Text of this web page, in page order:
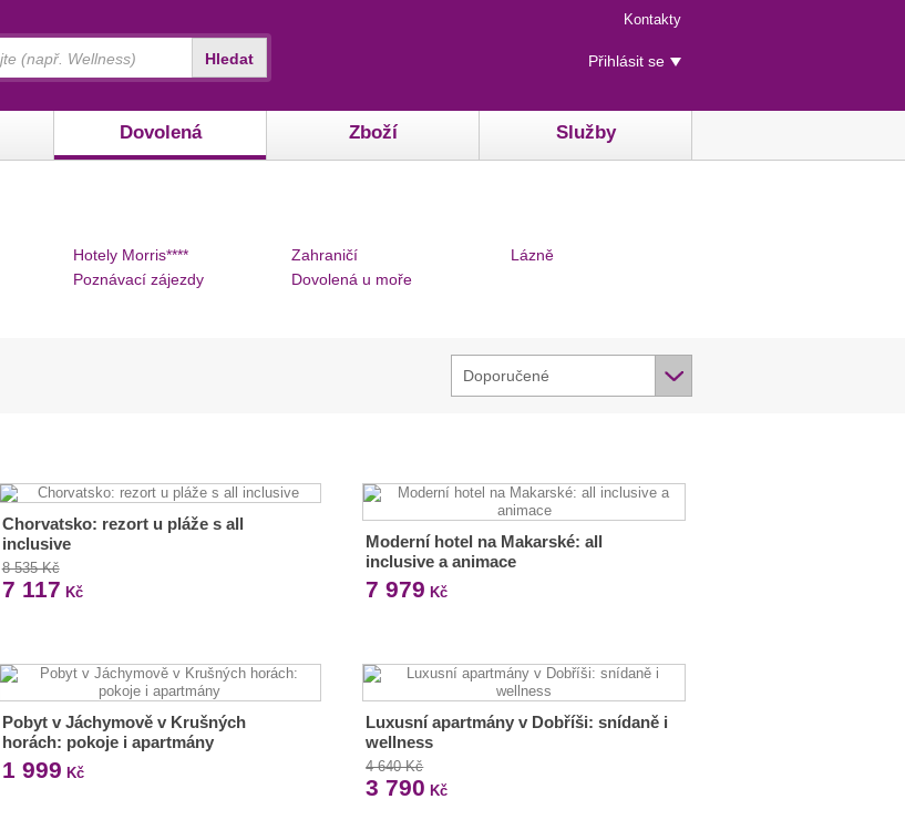
Menu
rychlého
přístupu
Kontakty
Uživatelské
menu
Přihlásit se
Dovolená Zboží Služby
Hledat
Hotely Morris****
Poznávací zájezdy
Zahraničí
Dovolená u moře
Lázně
Doporučené
Chorvatsko: rezort u pláže s all
inclusive
8 535 Kč
7 117 Kč
Moderní hotel na Makarské: all
inclusive a animace
7 979 Kč
Pobyt v Jáchymově v Krušných
horách: pokoje i apartmány
1 999 Kč
Luxusní apartmány v Dobříši: snídaně i
wellness
4 640 Kč
3 790 Kč